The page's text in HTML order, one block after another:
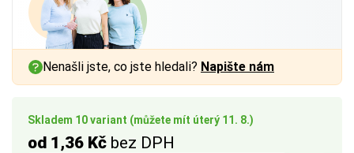
Skladem 10 variant (můžete mít úterý 11. 8.)
od 1,36 Kč bez DPH
Nenašli jste, co jste hledali? Napište nám